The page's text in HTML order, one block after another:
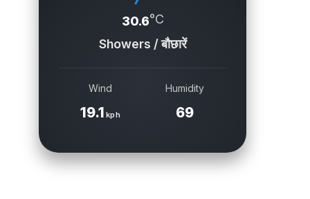
30.6°C
Showers / बौछारें
Wind
19.1 kph
Humidity
69